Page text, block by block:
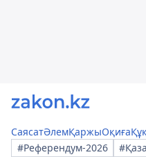
СаясатӘлемҚаржыОқиға
#Референдум-2026